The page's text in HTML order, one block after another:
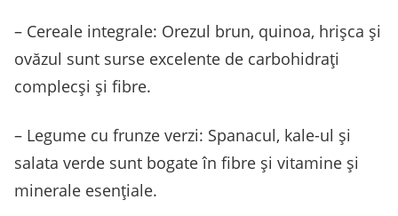
– Cereale integrale: Orezul brun, quinoa, hrișca și
ovăzul sunt surse excelente de carbohidrați
complecși și fibre.
– Legume cu frunze verzi: Spanacul, kale-ul și
salata verde sunt bogate în fibre și vitamine și
minerale esențiale.